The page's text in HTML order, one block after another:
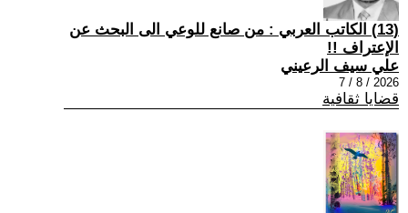
(13) الكاتب العربي : من صانع للوعي الى البحث عن
الإعتراف !!
علي سيف الرعيني
2026 / 8 / 7
قضايا ثقافية